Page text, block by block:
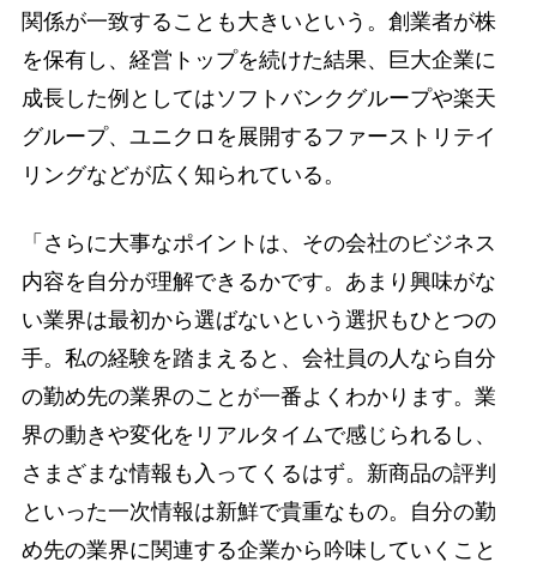
関係が一致することも大きいという。創業者が株
を保有し、経営トップを続けた結果、巨大企業に
成長した例としてはソフトバンクグループや楽天
グループ、ユニクロを展開するファーストリテイ
リングなどが広く知られている。
「さらに大事なポイントは、その会社のビジネス
内容を自分が理解できるかです。あまり興味がな
い業界は最初から選ばないという選択もひとつの
手。私の経験を踏まえると、会社員の人なら自分
の勤め先の業界のことが一番よくわかります。業
界の動きや変化をリアルタイムで感じられるし、
さまざまな情報も入ってくるはず。新商品の評判
といった一次情報は新鮮で貴重なもの。自分の勤
め先の業界に関連する企業から吟味していくこと